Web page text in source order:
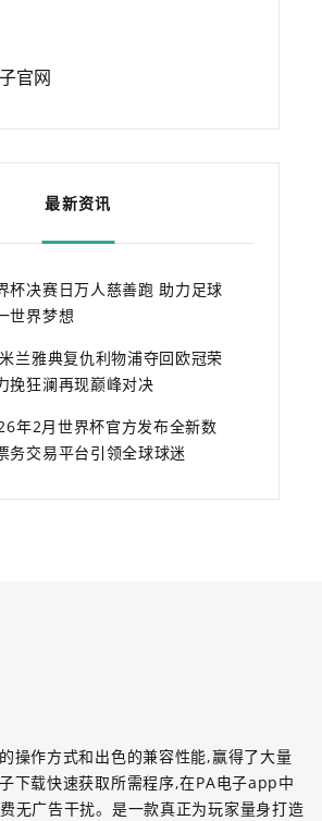
官网
最新资讯
杯决赛日万人慈善跑 助力足球
世界梦想
兰雅典复仇利物浦夺回欧冠荣
挽狂澜再现巅峰对决
年2月世界杯官方发布全新数
务交易平台引领全球球迷
操作方式和出色的兼容性能,赢得了大量
下载快速获取所需程序,在PA电子app中
无广告干扰。是一款真正为玩家量身打造